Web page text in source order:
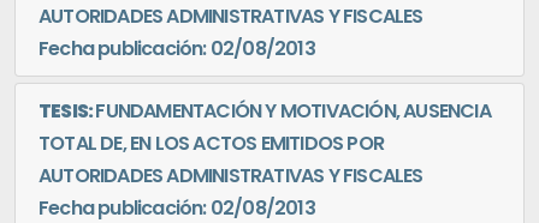
AUTORIDADES ADMINISTRATIVAS Y FISCALES
Fecha publicación: 02/08/2013
TESIS:FUNDAMENTACIÓN Y MOTIVACIÓN, AUSENCIA
TOTAL DE, EN LOS ACTOS EMITIDOS POR
AUTORIDADES ADMINISTRATIVAS Y FISCALES
Fecha publicación: 02/08/2013